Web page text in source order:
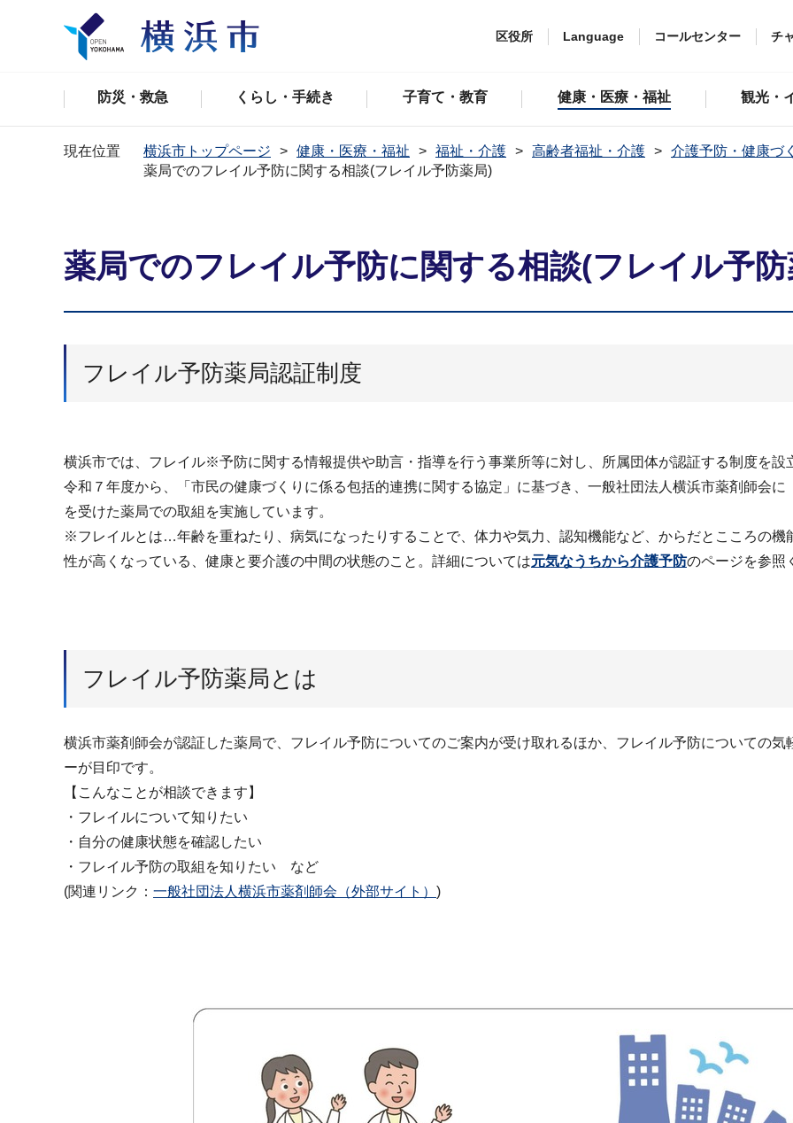
区役所 Language コールセンター チ
防災・救急 くらし・手続き 子育て・教育 健康・医療・福祉 観光・
現在位置 横浜市トップページ 健康・医療・福祉 福祉・介護 高齢者福祉・介護
介護予防・健康づ
薬局でのフレイル予防に関する相談(フレイル予防薬局)
薬局でのフレイル予防に関する相談(フレイル予
フレイル予防薬局認証制度
横浜市では、フレイル※予防に関する情報提供や助言・指導を行う事業所等に対し、所属団体が認証する制度を設
令和７年度から、「市民の健康づくりに係る包括的連携に関する協定」に基づき、一般社団法人横浜市薬剤師会
を受けた薬局での取組を実施しています。
※フレイルとは…年齢を重ねたり、病気になったりすることで、体力や気力、認知機能など、からだとこころの
性が高くなっている、健康と要介護の中間の状態のこと。詳細については元気なうちから介護予防のページを参照
フレイル予防薬局とは
横浜市薬剤師会が認証した薬局で、フレイル予防についてのご案内が受け取れるほか、フレイル予防についての
ーが目印です。
【こんなことが相談できます】
・フレイルについて知りたい
・自分の健康状態を確認したい
・フレイル予防の取組を知りたい など
(関連リンク： 一般社団法人横浜市薬剤師会（外部サイト） )